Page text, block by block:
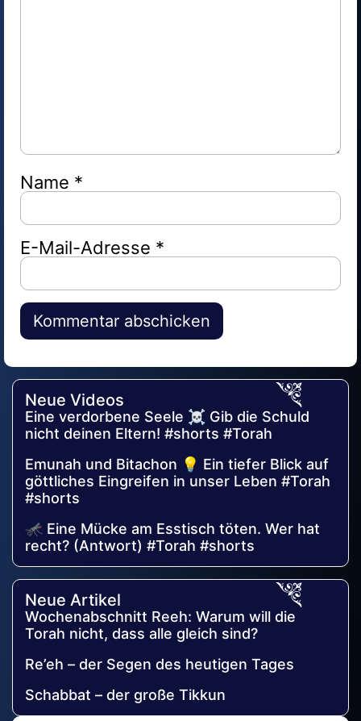
Name *
E-Mail-Adresse *
Alternative:
Neue Videos
Eine verdorbene Seele ☠️ Gib die Schuld
nicht deinen Eltern! #shorts #Torah
Emunah und Bitachon 💡 Ein tiefer Blick auf
göttliches Eingreifen in unser Leben #Torah
#shorts
🦟 Eine Mücke am Esstisch töten. Wer hat
recht? (Antwort) #Torah #shorts
Neue Artikel
Wochenabschnitt Reeh: Warum will die
Torah nicht, dass alle gleich sind?
Re’eh – der Segen des heutigen Tages
Schabbat – der große Tikkun